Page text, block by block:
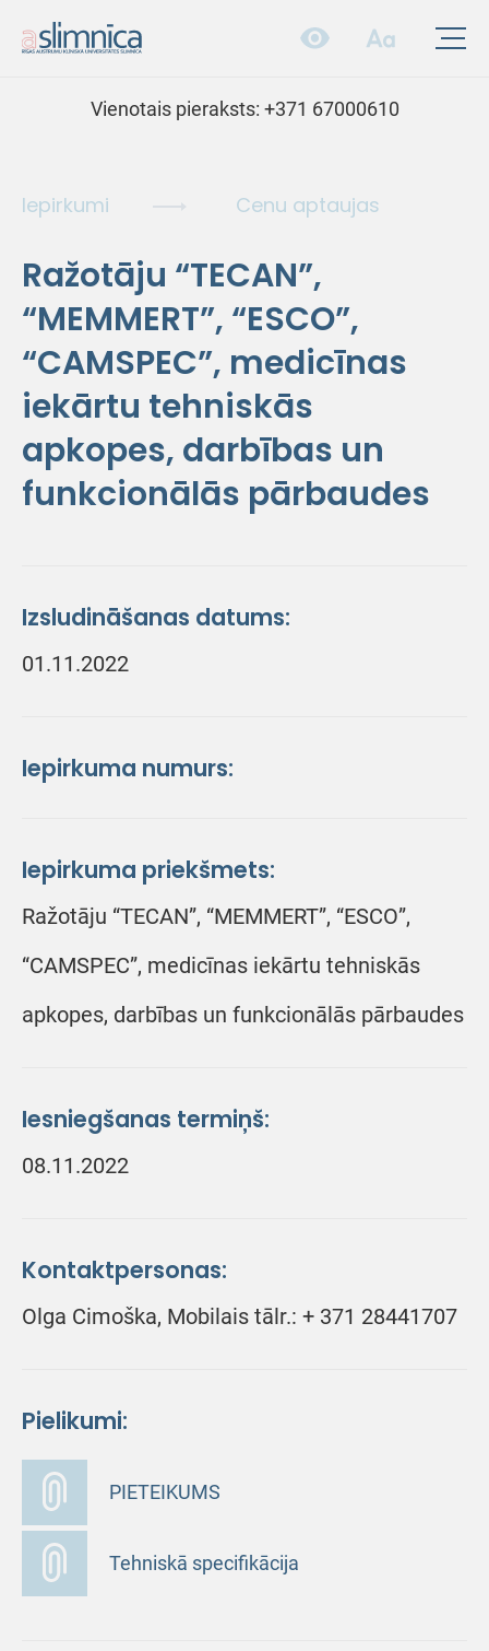
Vienotais pieraksts: +371 67000610
Iepirkumi Cenu aptaujas
Ražotāju “TECAN”,
“MEMMERT”, “ESCO”,
“CAMSPEC”, medicīnas
iekārtu tehniskās
apkopes, darbības un
funkcionālās pārbaudes
Izsludināšanas datums:
01.11.2022
Iepirkuma numurs:
Iepirkuma priekšmets:
Ražotāju “TECAN”, “MEMMERT”, “ESCO”,
“CAMSPEC”, medicīnas iekārtu tehniskās
apkopes, darbības un funkcionālās pārbaudes
Iesniegšanas termiņš:
08.11.2022
Kontaktpersonas:
Olga Cimoška, Mobilais tālr.: + 371 28441707
Pielikumi:
PIETEIKUMS
Tehniskā specifikācija